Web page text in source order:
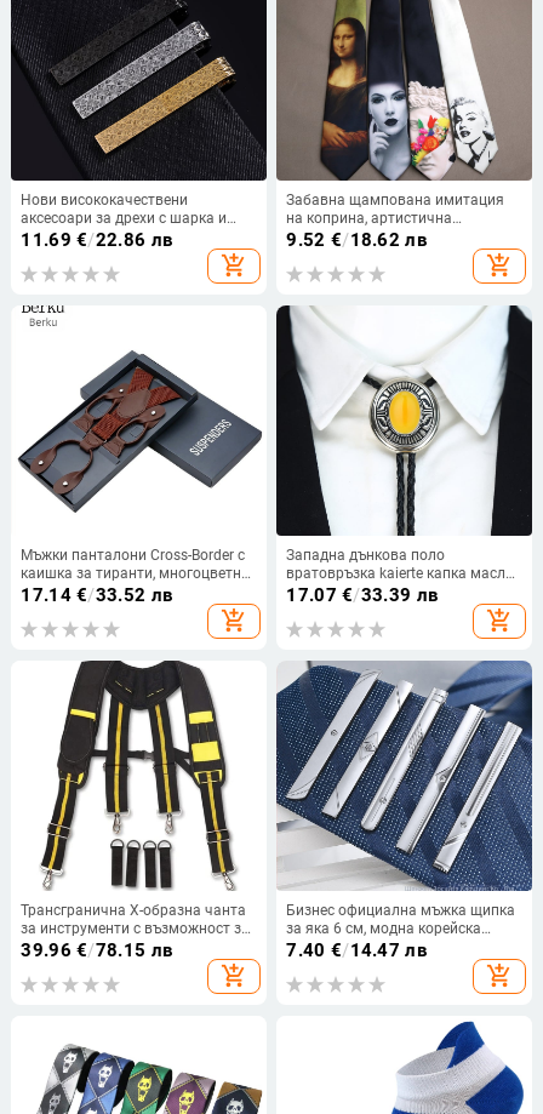
Нови висококачествени
аксесоари за дрехи с шарка и
шарка от титаниева стомана,
мъжки бижута, аксесоари от
неръждаема стомана, щипка за
11.69 €/22.86 лв
add_shopping_cart
Забавна щампована имитация
на коприна, артистична
вратовръзка за мъже,
ежедневна, юпи, черно-синя,
9.52 €/18.62 лв
add_shopping_cart
Мъжки панталони Cross-Border с
каишка за тиранти, многоцветни,
еластични, с каишка за копчета и
17.14€/33.52 лв
add_shopping_cart
Западна дънкова поло
вратовръзка kaierte капка масло
цинкова сплав кожена папионка
17.07 €/33.39 лв
add_shopping_cart
Трансгранична X-образна чанта
за инструменти с възможност за
окачване, чанта за кръста,
многофункционална каишка за
39.96 €/78.15 лв
add_shopping_cart
Бизнес официална мъжка щипка
за яка 6 см, модна корейска
британска щипка за
вратовръзка, сребърна щипка за
яка, на едро
7.40 €/14.47 лв
add_shopping_cart